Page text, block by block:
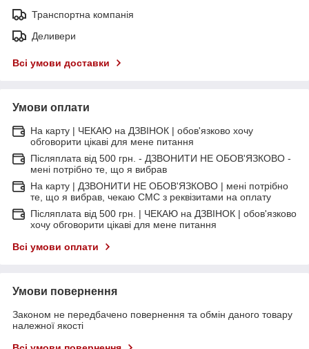
Транспортна компанія
Деливери
Всі умови доставки
Умови оплати
На карту | ЧЕКАЮ на ДЗВІНОК | обов'язково хочу
обговорити цікаві для мене питання
Післяплата від 500 грн. - ДЗВОНИТИ НЕ ОБОВ'ЯЗКОВО -
мені потрібно те, що я вибрав
На карту | ДЗВОНИТИ НЕ ОБОВ'ЯЗКОВО | мені потрібно
те, що я вибрав, чекаю СМС з реквізитами на оплату
Післяплата від 500 грн. | ЧЕКАЮ на ДЗВІНОК | обов'язково
хочу обговорити цікаві для мене питання
Всі умови оплати
Умови повернення
Законом не передбачено повернення та обмін даного товару
належної якості